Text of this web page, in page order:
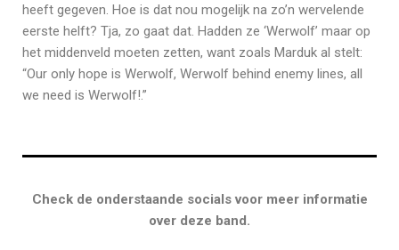
heeft gegeven. Hoe is dat nou mogelijk na zo’n wervelende
eerste helft? Tja, zo gaat dat. Hadden ze ‘Werwolf’ maar op
het middenveld moeten zetten, want zoals Marduk al stelt:
“Our only hope is Werwolf, Werwolf behind enemy lines, all
we need is Werwolf!.”
Check de onderstaande socials voor meer informatie
over deze band.